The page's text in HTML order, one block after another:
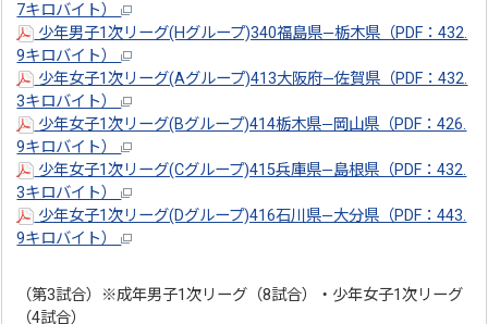
7キロバイト）
少年男子1次リーグ(Hグループ)340福島県―栃木県（PDF：432.
9キロバイト）
少年女子1次リーグ(Aグループ)413大阪府―佐賀県（PDF：432.
3キロバイト）
少年女子1次リーグ(Bグループ)414栃木県―岡山県（PDF：426.
9キロバイト）
少年女子1次リーグ(Cグループ)415兵庫県―島根県（PDF：432.
3キロバイト）
少年女子1次リーグ(Dグループ)416石川県―大分県（PDF：443.
9キロバイト）
（第3試合）※成年男子1次リーグ（8試合）・少年女子1次リーグ
（4試合）